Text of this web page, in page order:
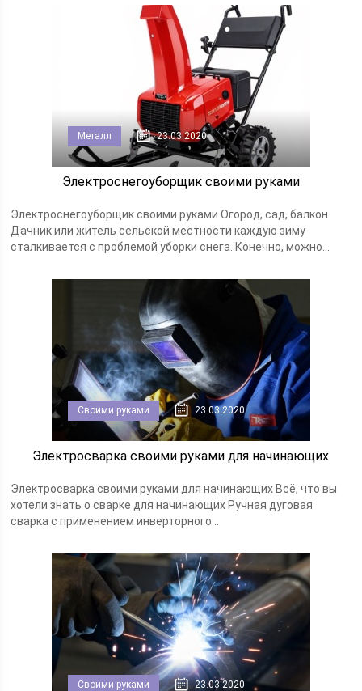
Металл 23.03.2020
Электроснегоуборщик своими руками
Электроснегоуборщик своими руками Огород, сад, балкон
Дачник или житель сельской местности каждую зиму
сталкивается с проблемой уборки снега. Конечно, можно...
Своими руками 23.03.2020
Электросварка своими руками для начинающих
Электросварка своими руками для начинающих Всё, что вы
хотели знать о сварке для начинающих Ручная дуговая
сварка с применением инверторного...
Своими руками 23.03.2020